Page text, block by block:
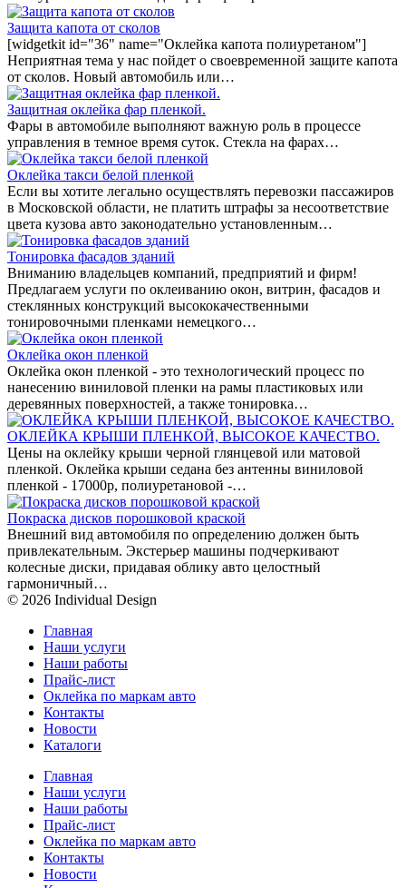
Защита капота от сколов
[widgetkit id="36" name="Оклейка капота полиуретаном"]
Неприятная тема у нас пойдет о своевременной защите капота
от сколов. Новый автомобиль или…
Защитная оклейка фар пленкой.
Фары в автомобиле выполняют важную роль в процессе
управления в темное время суток. Стекла на фарах…
Оклейка такси белой пленкой
Если вы хотите легально осуществлять перевозки пассажиров
в Московской области, не платить штрафы за несоответствие
цвета кузова авто законодательно установленным…
Тонировка фасадов зданий
Вниманию владельцев компаний, предприятий и фирм!
Предлагаем услуги по оклеиванию окон, витрин, фасадов и
стеклянных конструкций высококачественными
тонировочными пленками немецкого…
Оклейка окон пленкой
Оклейка окон пленкой - это технологический процесс по
нанесению виниловой пленки на рамы пластиковых или
деревянных поверхностей, а также тонировка…
ОКЛЕЙКА КРЫШИ ПЛЕНКОЙ, ВЫСОКОЕ КАЧЕСТВО.
Цены на оклейку крыши черной глянцевой или матовой
пленкой. Оклейка крыши седана без антенны виниловой
пленкой - 17000р, полиуретановой -…
Покраска дисков порошковой краской
Внешний вид автомобиля по определению должен быть
привлекательным. Экстерьер машины подчеркивают
колесные диски, придавая облику авто целостный
гармоничный…
© 2026 Individual Design
Главная
Наши услуги
Наши работы
Прайс-лист
Оклейка по маркам авто
Контакты
Новости
Каталоги
Главная
Наши услуги
Наши работы
Прайс-лист
Оклейка по маркам авто
Контакты
Новости